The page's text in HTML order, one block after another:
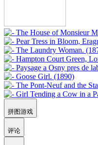
拼图游戏
评论